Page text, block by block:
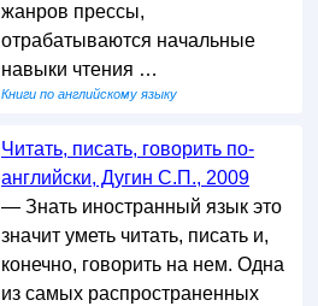
жанров прессы,
отрабатываются начальные
навыки чтения …
Книги по английскому языку
Читать, писать, говорить по-
английски, Дугин С.П., 2009
— Знать иностранный язык это
значит уметь читать, писать и,
конечно, говорить на нем. Одна
из самых распространенных